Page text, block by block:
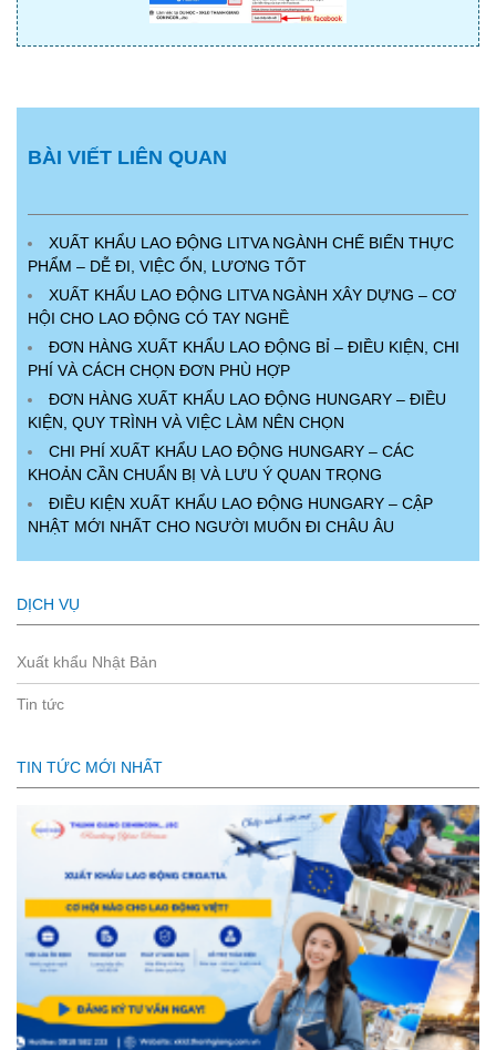
BÀI VIẾT LIÊN QUAN
XUẤT KHẨU LAO ĐỘNG LITVA NGÀNH CHẾ BIẾN THỰC
PHẨM – DỄ ĐI, VIỆC ỔN, LƯƠNG TỐT
XUẤT KHẨU LAO ĐỘNG LITVA NGÀNH XÂY DỰNG – CƠ
HỘI CHO LAO ĐỘNG CÓ TAY NGHỀ
ĐƠN HÀNG XUẤT KHẨU LAO ĐỘNG BỈ – ĐIỀU KIỆN, CHI
PHÍ VÀ CÁCH CHỌN ĐƠN PHÙ HỢP
ĐƠN HÀNG XUẤT KHẨU LAO ĐỘNG HUNGARY – ĐIỀU
KIỆN, QUY TRÌNH VÀ VIỆC LÀM NÊN CHỌN
CHI PHÍ XUẤT KHẨU LAO ĐỘNG HUNGARY – CÁC
KHOẢN CẦN CHUẨN BỊ VÀ LƯU Ý QUAN TRỌNG
ĐIỀU KIỆN XUẤT KHẨU LAO ĐỘNG HUNGARY – CẬP
NHẬT MỚI NHẤT CHO NGƯỜI MUỐN ĐI CHÂU ÂU
DỊCH VỤ
Xuất khẩu Nhật Bản
Tin tức
TIN TỨC MỚI NHẤT